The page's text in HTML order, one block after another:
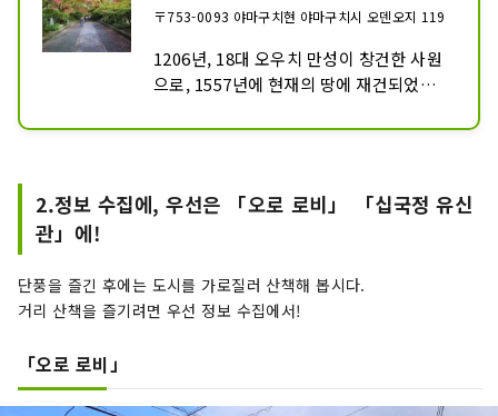
〒753-0093 야마구치현 야마구치시 오덴오지 119
1206년, 18대 오우치 만성이 창건한 사원
으로, 1557년에 현재의 땅에 재건되었습
본당은 무로마치 시대의 대표적인 사원 건
구내의 자료관에는 귀중한 자료가 늘어서
11월 중순~하순의 단풍 시즌은, 붉게 물든
모미지의 참배길에 많은 사람이 방문합니
2.정보 수집에, 우선은 「오로 로비」 「십국정 유신
관」에!
단풍을 즐긴 후에는 도시를 가로질러 산책해 봅시다.
거리 산책을 즐기려면 우선 정보 수집에서!
「오로 로비」